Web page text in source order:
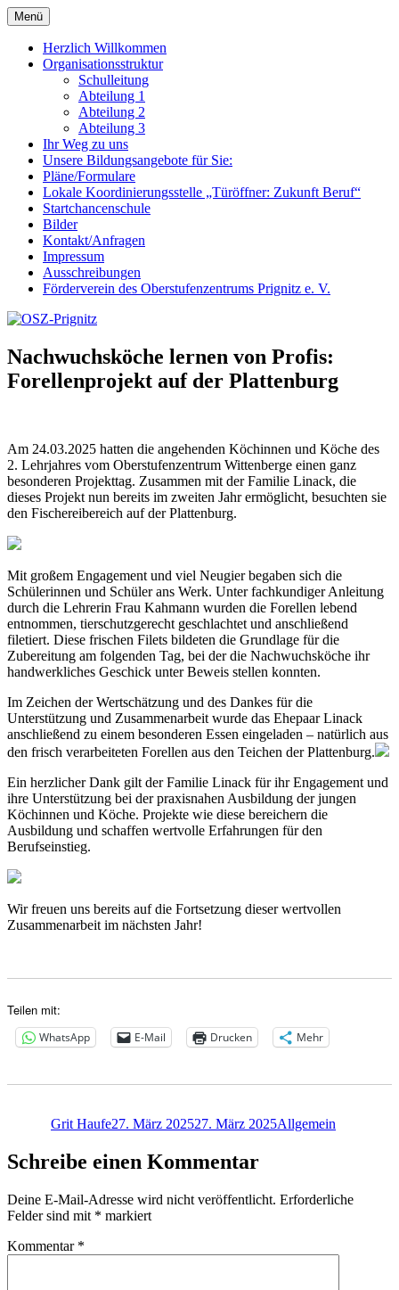
Zum
Inhalt
springen
OSZ-Prignitz
Oberstufenzentrum des Landkreises Prignitz
Menü
Herzlich Willkommen
Organisationsstruktur
Schulleitung
Abteilung 1
Abteilung 2
Abteilung 3
Ihr Weg zu uns
Unsere Bildungsangebote für Sie:
Pläne/Formulare
Lokale Koordinierungsstelle „Türöffner: Zukunft Beruf“
Startchancenschule
Bilder
Kontakt/Anfragen
Impressum
Ausschreibungen
Förderverein des Oberstufenzentrums Prignitz e. V.
Nachwuchsköche lernen von Profis:
Forellenprojekt auf der Plattenburg
Am 24.03.2025 hatten die angehenden Köchinnen und Köche des
2. Lehrjahres vom Oberstufenzentrum Wittenberge einen ganz
besonderen Projekttag. Zusammen mit der Familie Linack, die
dieses Projekt nun bereits im zweiten Jahr ermöglicht, besuchten sie
den Fischereibereich auf der Plattenburg.
Mit großem Engagement und viel Neugier begaben sich die
Schülerinnen und Schüler ans Werk. Unter fachkundiger Anleitung
durch die Lehrerin Frau Kahmann wurden die Forellen lebend
entnommen, tierschutzgerecht geschlachtet und anschließend
filetiert. Diese frischen Filets bildeten die Grundlage für die
Zubereitung am folgenden Tag, bei der die Nachwuchsköche ihr
handwerkliches Geschick unter Beweis stellen konnten.
Im Zeichen der Wertschätzung und des Dankes für die
Unterstützung und Zusammenarbeit wurde das Ehepaar Linack
anschließend zu einem besonderen Essen eingeladen – natürlich aus
den frisch verarbeiteten Forellen aus den Teichen der Plattenburg.
Ein herzlicher Dank gilt der Familie Linack für ihr Engagement und
ihre Unterstützung bei der praxisnahen Ausbildung der jungen
Köchinnen und Köche. Projekte wie diese bereichern die
Ausbildung und schaffen wertvolle Erfahrungen für den
Berufseinstieg.
Wir freuen uns bereits auf die Fortsetzung dieser wertvollen
Zusammenarbeit im nächsten Jahr!
Teilen mit:
WhatsApp E-Mail Drucken Mehr
Grit Haufe27. März 202527. März 2025Allgemein
Schreibe einen Kommentar
Deine E-Mail-Adresse wird nicht veröffentlicht. Erforderliche
Felder sind mit * markiert
Kommentar *